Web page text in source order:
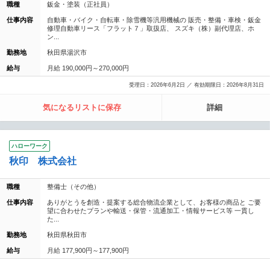
職種 鈑金・塗装（正社員）
仕事内容
自動車・バイク・自転車・除雪機等汎用機械の 販売・整備・車検・鈑金
修理自動車リース「フラット７」取扱店、 スズキ（株）副代理店、ホ
ン...
勤務地 秋田県湯沢市
給与 月給 190,000円～270,000円
受理日：2026年6月2日 ／ 有効期限日：2026年8月31日
気になるリストに保存 詳細
ハローワーク
秋印 株式会社
職種 整備士（その他）
仕事内容
ありがとうを創造・提案する総合物流企業として、お客様の商品と ご要
望に合わせたプランや輸送・保管・流通加工・情報サービス等 一貫し
た...
勤務地 秋田県秋田市
給与 月給 177,900円～177,900円